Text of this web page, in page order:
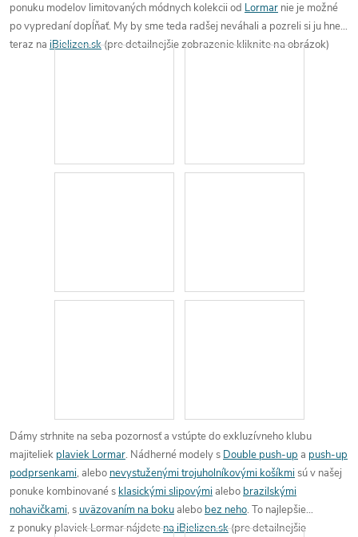
ponuku modelov limitovaných módnych kolekcii od Lormar nie je možné
po vypredanídopĺňať. My by sme teda radšej neváhali a pozreli si ju hneď
teraz na iBielizen.sk(pre detailnejšie zobrazenie kliknite na obrázok)
Dámy strhnite na seba pozornosť a vstúpte do exkluzívneho klubu
majiteliek plaviek Lormar. Nádherné modely s Double push-up a push-up
podprsenkami, alebo nevystuženými trojuholníkovými košíkmisú v našej
ponuke kombinované s klasickými slipovýmialebo brazilskými
nohavičkami, s uväzovaním na bokualebo bez neho. To najlepšie
z ponukyplaviek Lormar nájdetena iBielizen.sk(pre detailnejšie